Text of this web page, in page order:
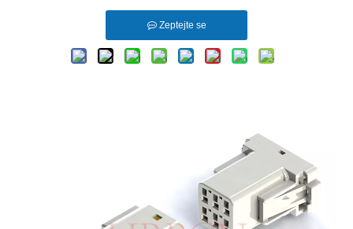
Zeptejte se